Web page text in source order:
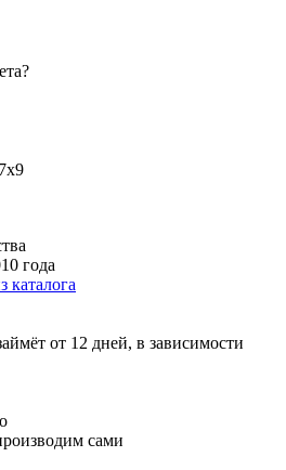
года
каталога
от 12 дней, в зависимости
сами